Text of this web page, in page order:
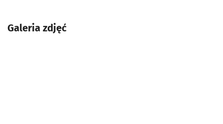
Galeria zdjęć